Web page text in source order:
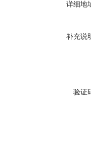
详细地
补充说
验证